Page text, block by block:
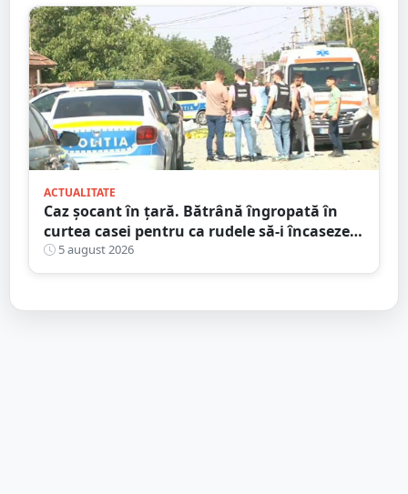
ACTUALITATE
Caz șocant în țară. Bătrână îngropată în
curtea casei pentru ca rudele să-i încaseze
pensia
5 august 2026